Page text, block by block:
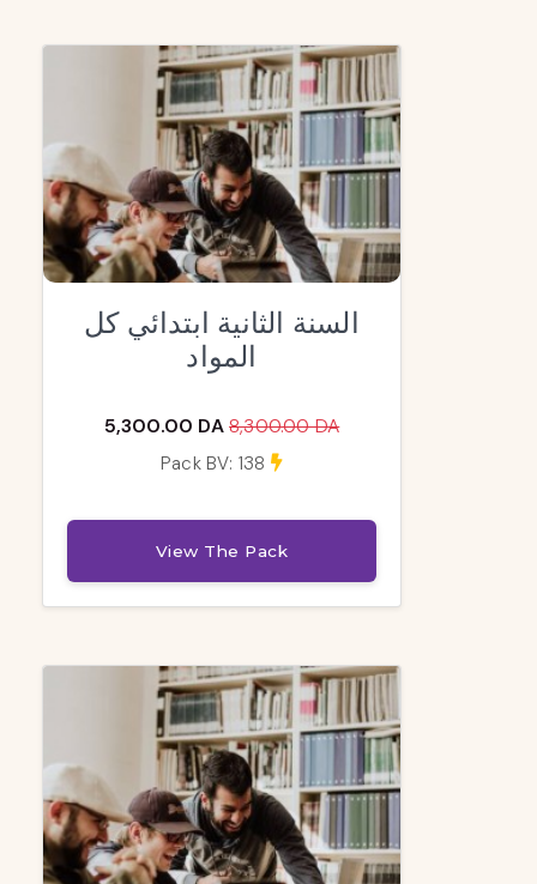
السنة الثانية ابتدائي كل
المواد
5,300.00 DA 8,300.00 DA
Pack BV: 138
View The Pack